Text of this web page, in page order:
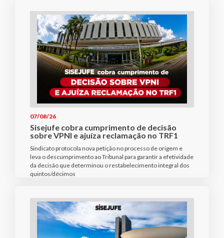
07/08/26
Sisejufe cobra cumprimento de decisão
sobre VPNI e ajuíza reclamação no TRF1
Sindicato protocola nova petição no processo de origem e
leva o descumprimento ao Tribunal para garantir a efetividade
da decisão que determinou o restabelecimento integral dos
quintos/décimos